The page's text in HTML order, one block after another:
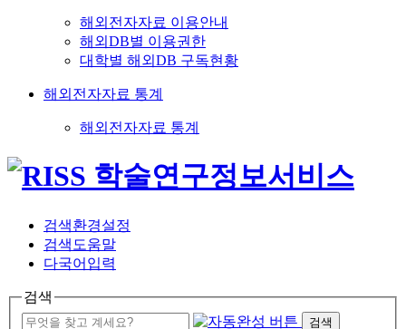
해외전자자료 이용안내
해외DB별 이용권한
대학별 해외DB 구독현황
해외전자자료 통계
해외전자자료 통계
검색환경설정
검색도움말
다국어입력
검색
검색